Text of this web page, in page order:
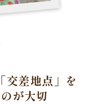
交差地点」を
が大切